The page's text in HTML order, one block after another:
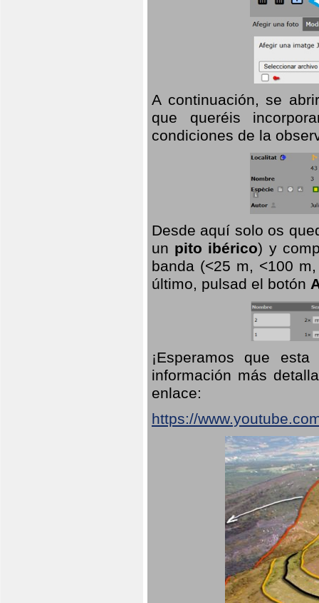
A continuación, se
que queréis
condiciones de la
Desde aquí solo os
un pito ibérico) y
banda (<25 m, <100
último, pulsad el botón
¡Esperamos que
información más
enlace:
https://